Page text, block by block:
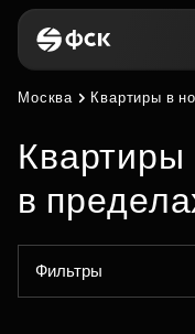
Москва Квартиры в
Квартиры
в
Фильтры